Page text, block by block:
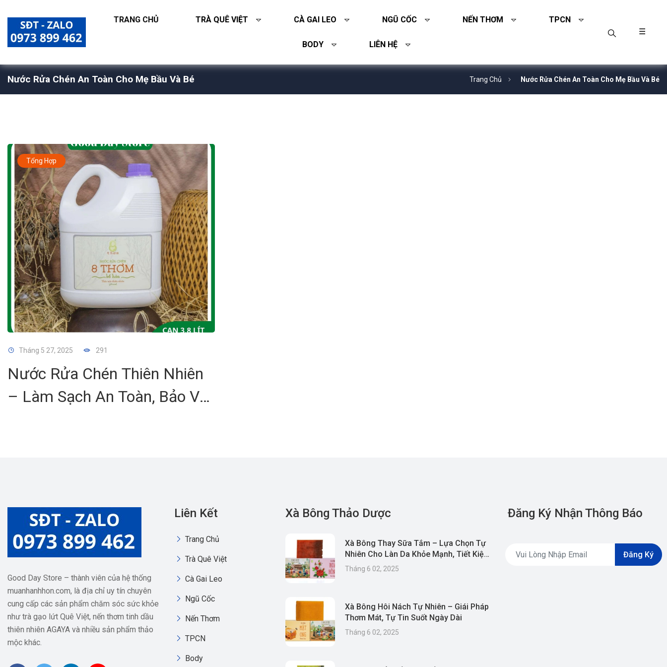
TRANG CHỦ TRÀ QUÊ VIỆT CÀ GAI LEO NGŨ CỐC NẾN THƠM TPCN
BODY LIÊN HỆ
☰
Nước Rửa Chén An Toàn Cho Mẹ Bầu Và Bé Trang Chủ Nước Rửa Chén An Toàn Cho Mẹ Bầu Và Bé
Tổng Hợp
Tháng 5 27, 2025 291
Nước Rửa Chén Thiên Nhiên
– Làm Sạch An Toàn, Bảo Vệ
Good Day Store – thành viên của hệ thống
muanhanhhon.com, là địa chỉ uy tín chuyên
cung cấp các sản phẩm chăm sóc sức khỏe
như trà gạo lứt Quê Việt, nến thơm tinh dầu
thiên nhiên AGAYA và nhiều sản phẩm thảo
mộc khác.
Liên Kết
Trang Chủ
Trà Quê Việt
Cà Gai Leo
Ngũ Cốc
Nến Thơm
TPCN
Body
Xà Bông Thảo Dược
Xà Bông Thay Sữa Tắm – Lựa Chọn Tự
Nhiên Cho Làn Da Khỏe Mạnh, Tiết Kiệm
& Thân Thiện Môi Trường
Tháng 6 02, 2025
Xà Bông Hôi Nách Tự Nhiên – Giái Pháp
Thơm Mát, Tự Tin Suốt Ngày Dài
Tháng 6 02, 2025
Đăng Ký Nhận Thông Báo
Đăng Ký